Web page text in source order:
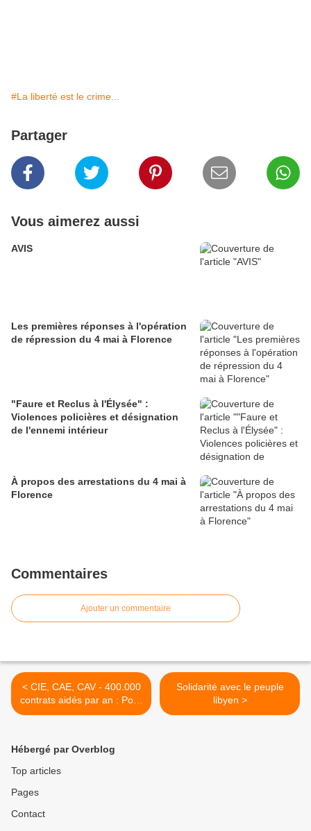
#La liberté est le crime...
Partager
Vous aimerez aussi
AVIS
Les premières réponses à l'opération
de répression du 4 mai à Florence
"Faure et Reclus à l'Élysée" :
Violences policières et désignation
de l'ennemi intérieur
À propos des arrestations du 4 mai à
Florence
Commentaires
Ajouter un commentaire
< CIE, CAE, CAV - 400.000
contrats aidés par an : Pour
qui, pourquoi, comment ?
Solidarité avec le peuple
libyen >
Hébergé par Overblog
Top articles
Pages
Contact